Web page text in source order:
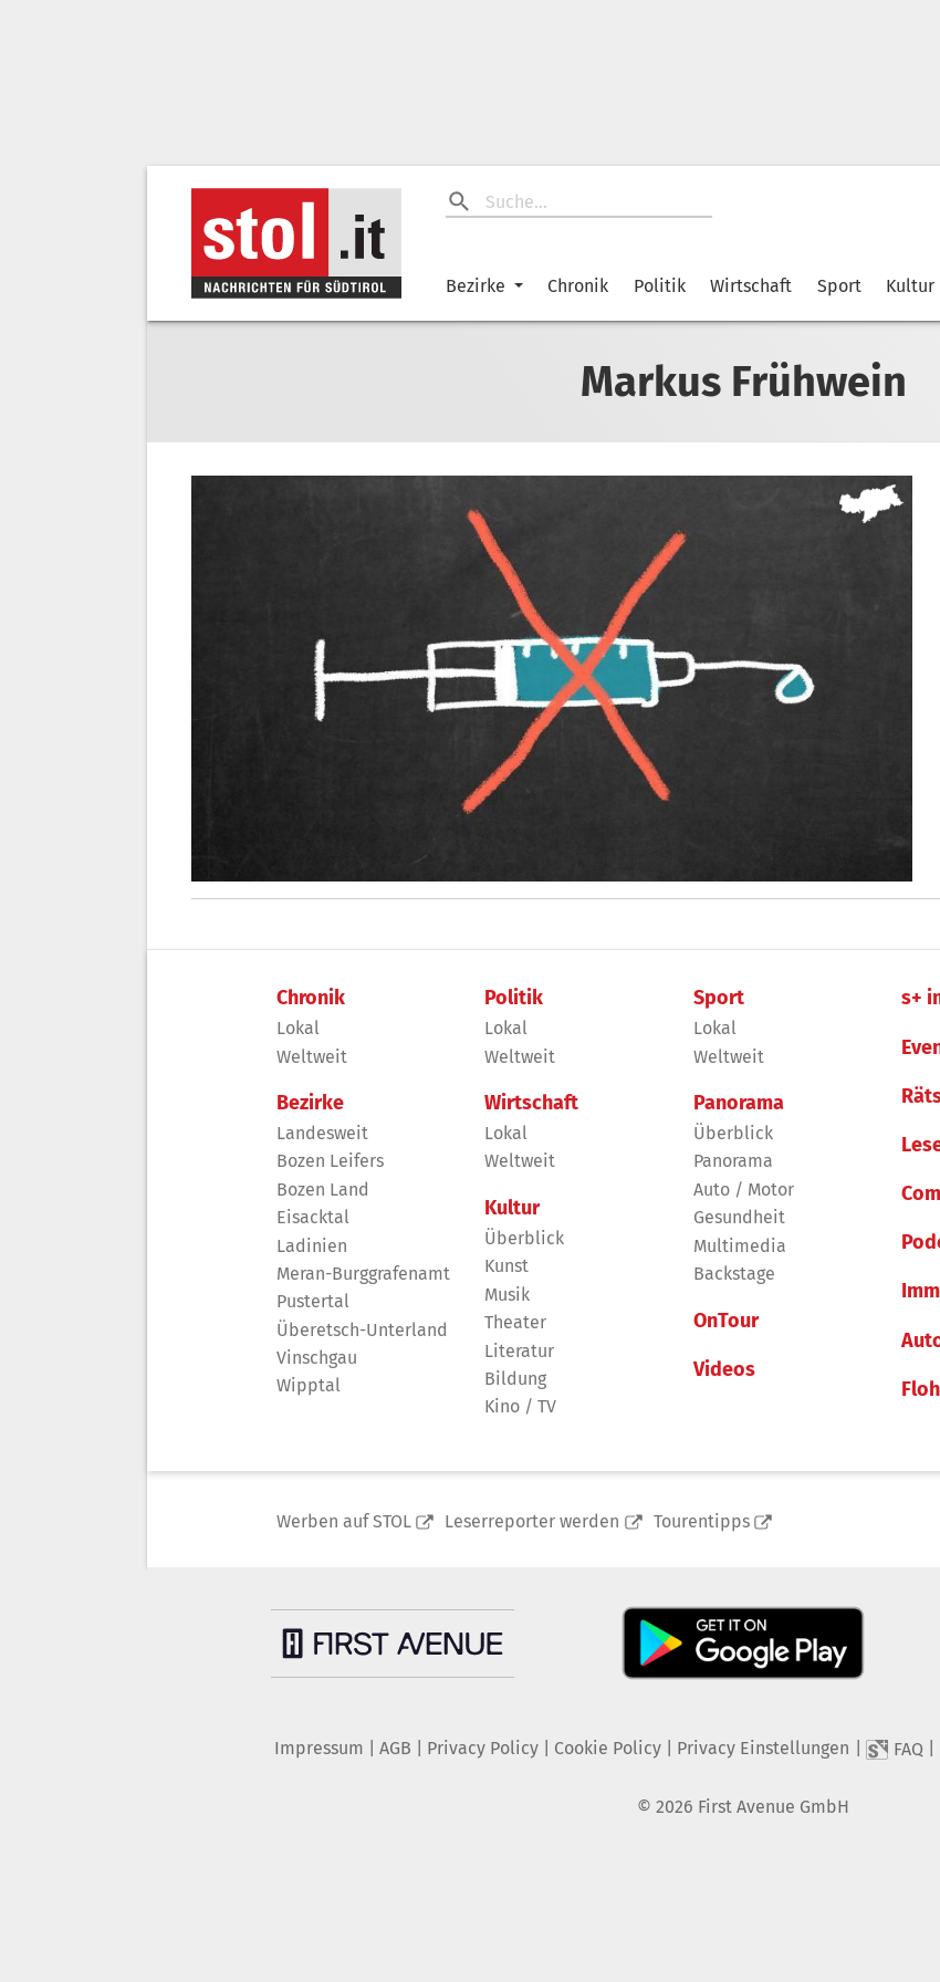
Bezirke Chronik Politik Wirtschaft Sport Kultur
Markus Frühwein
Chronik
Lokal
Weltweit
Bezirke
Landesweit
Bozen Leifers
Bozen Land
Eisacktal
Ladinien
Meran-Burggrafenamt
Pustertal
Überetsch-Unterland
Vinschgau
Wipptal
Politik
Lokal
Weltweit
Wirtschaft
Lokal
Weltweit
Kultur
Überblick
Kunst
Musik
Theater
Literatur
Bildung
Kino / TV
Sport
Lokal
Weltweit
Panorama
Überblick
Panorama
Auto / Motor
Gesundheit
Multimedia
Backstage
OnTour
Videos
s+
Werben auf STOL Leserreporter werden Tourentipps
Impressum AGB Privacy Policy| Cookie Policy| Privacy Einstellungen FAQ
© 2026 First Avenue GmbH